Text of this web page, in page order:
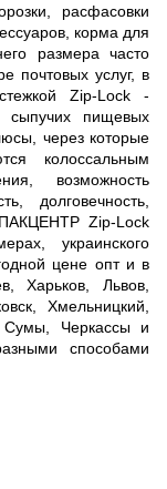
расфасовки
корма для
размера часто
почтовых услуг, в
Zip-Lock -
сыпучих пищевых
через которые
колоссальным
возможность
долговечность,
ПАКЦЕНТР Zip-Lock
украинского
цене опт и в
Харьков, Львов,
Хмельницкий,
Черкассы и
способами